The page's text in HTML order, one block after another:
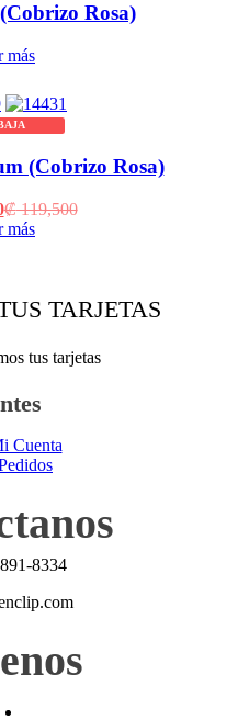
Rosa)
más
(Cobrizo Rosa)
Current
price
₡119,500Original
más
TARJETAS
Cuenta
8334